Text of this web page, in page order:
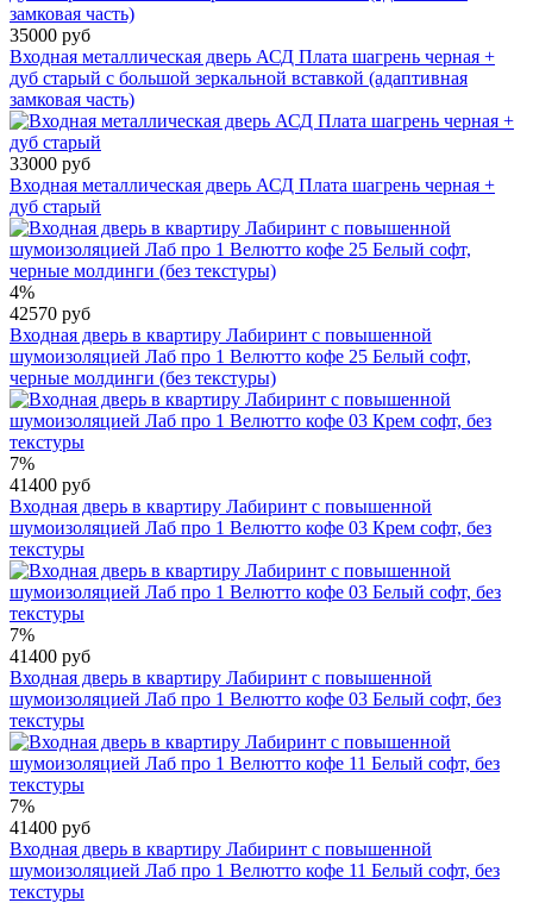
35000 руб
Входная металлическая дверь АСД Плата шагрень черная +
дуб старый с большой зеркальной вставкой (адаптивная
замковая часть)
33000 руб
Входная металлическая дверь АСД Плата шагрень черная +
дуб старый
4%
42570 руб
Входная дверь в квартиру Лабиринт с повышенной
шумоизоляцией Лаб про 1 Велютто кофе 25 Белый софт,
черные молдинги (без текстуры)
7%
41400 руб
Входная дверь в квартиру Лабиринт с повышенной
шумоизоляцией Лаб про 1 Велютто кофе 03 Крем софт, без
текстуры
7%
41400 руб
Входная дверь в квартиру Лабиринт с повышенной
шумоизоляцией Лаб про 1 Велютто кофе 03 Белый софт, без
текстуры
7%
41400 руб
Входная дверь в квартиру Лабиринт с повышенной
шумоизоляцией Лаб про 1 Велютто кофе 11 Белый софт, без
текстуры